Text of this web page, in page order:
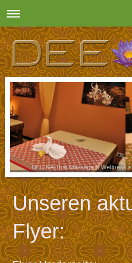
DEE NA Thai Massage & Wellness
Unseren
Flyer: